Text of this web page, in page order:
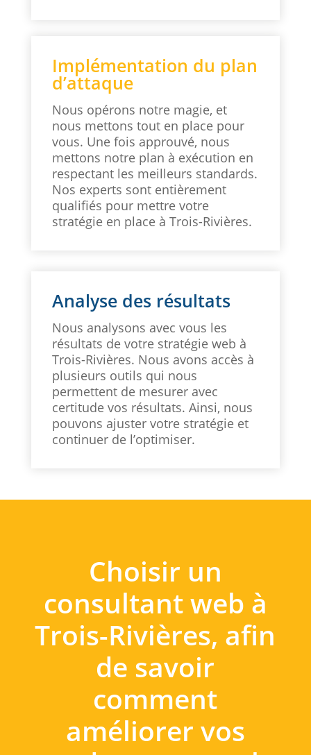
Implémentation du plan
d’attaque
Nous opérons notre magie, et
nous mettons tout en place pour
vous. Une fois approuvé, nous
mettons notre plan à exécution en
respectant les meilleurs standards.
Nos experts sont entièrement
qualifiés pour mettre votre
stratégie en place à Trois-Rivières.
Analyse des résultats
Nous analysons avec vous les
résultats de votre stratégie web à
Trois-Rivières. Nous avons accès à
plusieurs outils qui nous
permettent de mesurer avec
certitude vos résultats. Ainsi, nous
pouvons ajuster votre stratégie et
continuer de l’optimiser.
Choisir un
consultant web à
Trois-Rivières, afin
de savoir
comment
améliorer vos